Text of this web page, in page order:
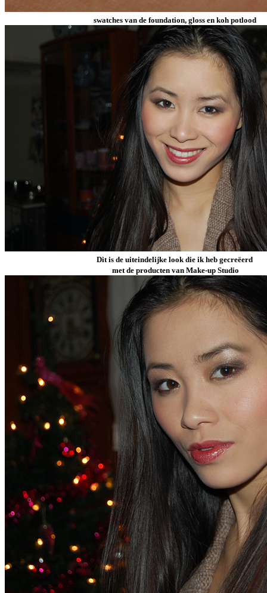
swatches van de foundation, gloss en koh potlood
Dit is de uiteindelijke look die ik heb gecreëerd
met de producten van Make-up Studio